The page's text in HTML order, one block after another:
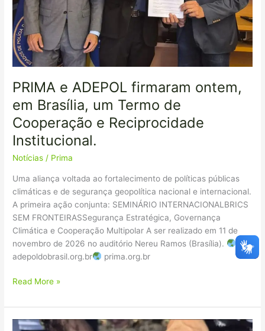
PRIMA e ADEPOL firmaram ontem,
em Brasília, um Termo de
Cooperação e Reciprocidade
Institucional.
Notícias / Prima
Uma aliança voltada ao fortalecimento de políticas públicas
climáticas e de segurança geopolítica nacional e internacional.
A primeira ação conjunta: SEMINÁRIO INTERNACIONALBRICS
SEM FRONTEIRASSegurança Estratégica, Governança
Climática e Cooperação Multipolar A ser realizado em 11 de
novembro de 2026 no auditório Nereu Ramos (Brasília).
adepoldobrasil.org.br
prima.org.br
Cooperação
e
Reciprocidade
Institucional.
Read More »
22/4/2026